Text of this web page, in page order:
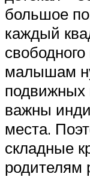
большое
каждый
малышам
подвижных
важны
места.
складные
родителям